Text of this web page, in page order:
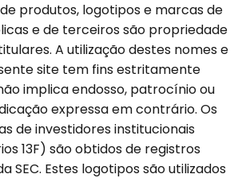
produtos, logotipos e marcas de
e de terceiros são propriedade
A utilização destes nomes e
site tem fins estritamente
implica endosso, patrocínio ou
expressa em contrário. Os
de investidores institucionais
13F) são obtidos de registros
SEC. Estes logotipos são utilizados